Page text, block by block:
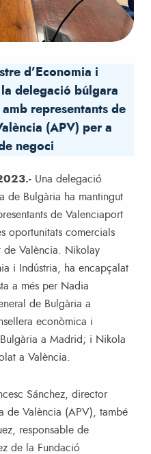
d’Economia i
delegació búlgara
representants de
(APV) per a
negoci
Una delegació
de Bulgària ha mantingut
de Valenciaport
oportunitats comercials
de València. Nikolay
i Indústria, ha encapçalat
a més per Nadia
de Bulgària a
econòmica i
a Madrid; i Nikola
a València.
Sánchez, director
de València (APV), també
responsable de
de la Fundació